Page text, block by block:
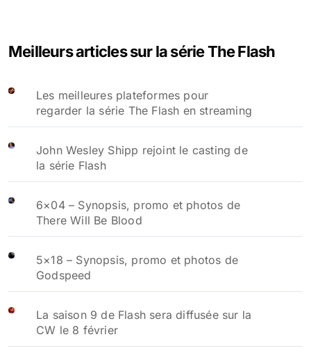
Meilleurs articles sur la série The Flash
Les meilleures plateformes pour
regarder la série The Flash en streaming
John Wesley Shipp rejoint le casting de
la série Flash
6×04 – Synopsis, promo et photos de
There Will Be Blood
5×18 – Synopsis, promo et photos de
Godspeed
La saison 9 de Flash sera diffusée sur la
CW le 8 février